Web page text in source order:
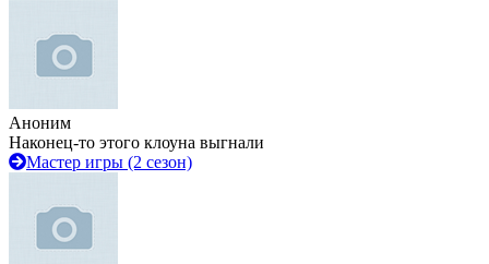
Аноним
Наконец-то этого клоуна выгнали
Мастер игры (2 сезон)